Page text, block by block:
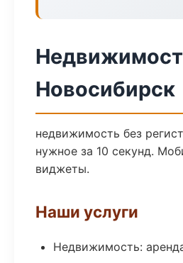
Новосибирск
недвижимость без
нужное за 10 секунд.
виджеты.
Наши услуги
Недвижимость: